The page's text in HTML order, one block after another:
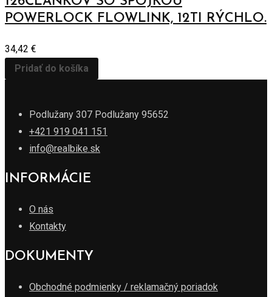
POWERLOCK FLOWLINK, 12TI RÝCHLO.
34,42 €
Pridať do košíka
Podlužany 307 Podlužany 95652
+421 919 041 151
info@realbike.sk
INFORMÁCIE
O nás
Kontakty
DOKUMENTY
Obchodné podmienky / reklamačný poriadok